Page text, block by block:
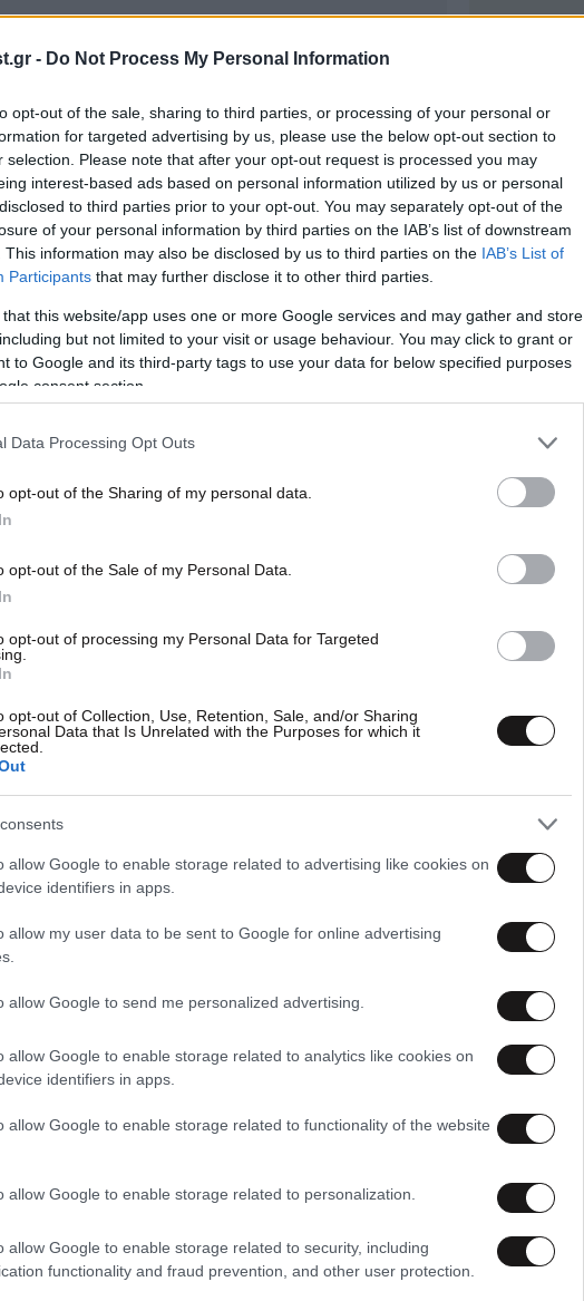
- Do Not Process My Personal Information
opt-out of the sale, sharing to third parties, or processing of your personal or
for targeted advertising by us, please use the below opt-out section to
selection. Please note that after your opt-out request is processed you may
interest-based ads based on personal information utilized by us or personal
to third parties prior to your opt-out. You may separately opt-out of the
of your personal information by third parties on the IAB’s list of downstream
This information may also be disclosed by us to third parties on the IAB’s List of
Participants that may further disclose it to other third parties.
that this website/app uses one or more Google services and may gather and store
but not limited to your visit or usage behaviour. You may click to grant or
to Google and its third-party tags to use your data for below specified purposes
consent section.
Data Processing Opt Outs
opt-out of the Sharing of my personal data.
opt-out of the Sale of my Personal Data.
opt-out of processing my Personal Data for Targeted
opt-out of Collection, Use, Retention, Sale, and/or Sharing
Data that Is Unrelated with the Purposes for which it
allow Google to enable storage related to advertising like cookies on
identifiers in apps.
allow my user data to be sent to Google for online advertising
allow Google to send me personalized advertising.
allow Google to enable storage related to analytics like cookies on
identifiers in apps.
allow Google to enable storage related to functionality of the website
allow Google to enable storage related to personalization.
allow Google to enable storage related to security, including
functionality and fraud prevention, and other user protection.
κανένας άλλος δεν έχει εμπλακεί στο
ότι μια γυναίκα μπορεί να ήταν μέρος
Πρόσθεσε επίσης ότι αυτό είναι ένα
κανένας άλλος κίνδυνος για το
στην εταιρεία. Ένας υπάλληλος της Apple
δεν γνώριζαν το θύμα και ότι απλά τους
τη βάρδιά τους την υπόλοιπη μέρα ενώ
από το περιστατικό. Η αστυνομία επιπλέον
λεπτομέρειες και ότι δεν είναι σε θέση να